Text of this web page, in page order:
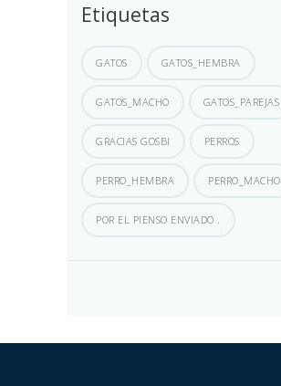
Etiquetas
GATOS GATOS_HEMBRA
GATOS_MACHO GATOS_PAREJAS
GRACIAS GOSBI PERROS
PERRO_HEMBRA PERRO_MACHO
POR EL PIENSO ENVIADO .